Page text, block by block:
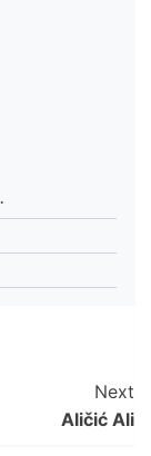
Next
Aličić Ali